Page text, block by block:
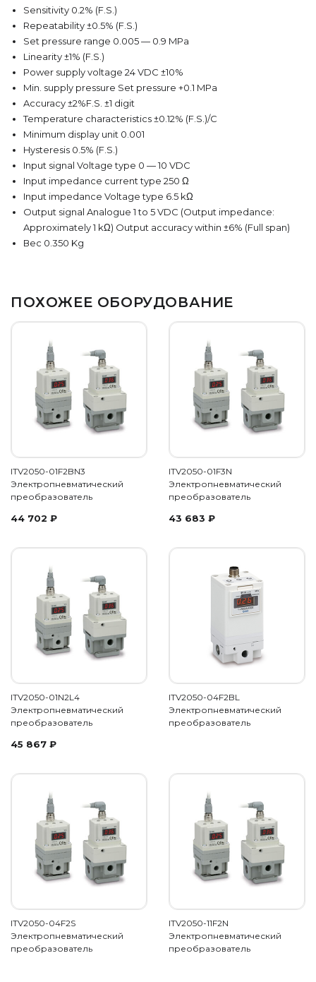
Sensitivity 0.2% (F.S.)
Repeatability ±0.5% (F.S.)
Set pressure range 0.005 — 0.9 MPa
Linearity ±1% (F.S.)
Power supply voltage 24 VDC ±10%
Min. supply pressure Set pressure +0.1 MPa
Accuracy ±2%F.S. ±1 digit
Temperature characteristics ±0.12% (F.S.)/C
Minimum display unit 0.001
Hysteresis 0.5% (F.S.)
Input signal Voltage type 0 — 10 VDC
Input impedance current type 250 Ω
Input impedance Voltage type 6.5 kΩ
Output signal Analogue 1 to 5 VDC (Output impedance:
Approximately 1 kΩ) Output accuracy within ±6% (Full span)
Вес 0.350 Kg
ПОХОЖЕЕ ОБОРУДОВАНИЕ
ITV2050-01F2BN3
Электропневматический
преобразователь
44 702 ₽
ITV2050-01F3N
Электропневматический
преобразователь
43 683 ₽
ITV2050-01N2L4
Электропневматический
преобразователь
45 867 ₽
ITV2050-04F2BL
Электропневматический
преобразователь
ITV2050-04F2S
Электропневматический
преобразователь
ITV2050-11F2N
Электропневматический
преобразователь